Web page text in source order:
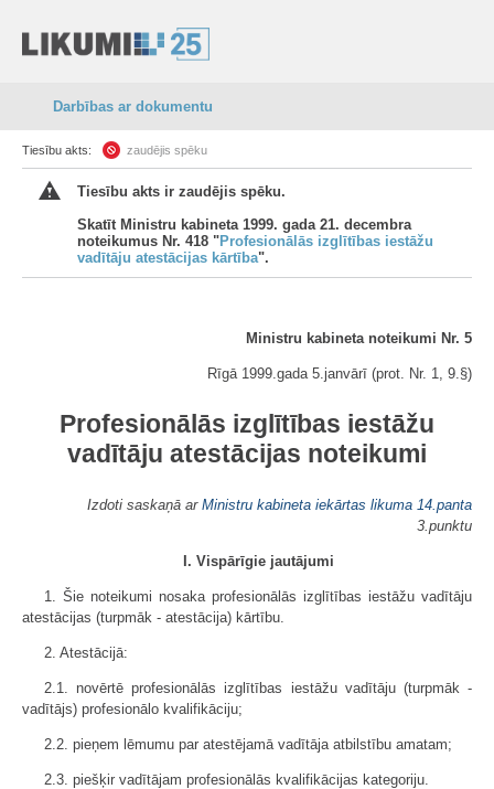
Darbības ar dokumentu
Tiesību akts: zaudējis spēku
Tiesību akts ir zaudējis spēku.
Skatīt Ministru kabineta 1999. gada 21. decembra
noteikumus Nr. 418 "Profesionālās izglītības iestāžu
vadītāju atestācijas kārtība".
Ministru kabineta noteikumi Nr. 5
Rīgā 1999.gada 5.janvārī (prot. Nr. 1, 9.§)
Profesionālās izglītības iestāžu
vadītāju atestācijas noteikumi
Izdoti saskaņā ar Ministru kabineta iekārtas likuma 14.panta
3.punktu
I. Vispārīgie jautājumi
1. Šie noteikumi nosaka profesionālās izglītības iestāžu vadītāju
atestācijas (turpmāk - atestācija) kārtību.
2. Atestācijā:
2.1. novērtē profesionālās izglītības iestāžu vadītāju (turpmāk -
vadītājs) profesionālo kvalifikāciju;
2.2. pieņem lēmumu par atestējamā vadītāja atbilstību amatam;
2.3. piešķir vadītājam profesionālās kvalifikācijas kategoriju.